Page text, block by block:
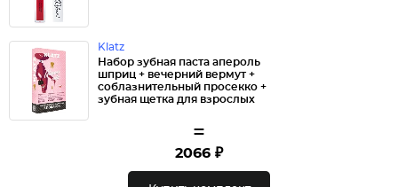
Klatz
Набор зубная паста апероль
шприц + вечерний вермут +
соблазнительный просекко +
зубная щетка для взрослых
=
2066 ₽